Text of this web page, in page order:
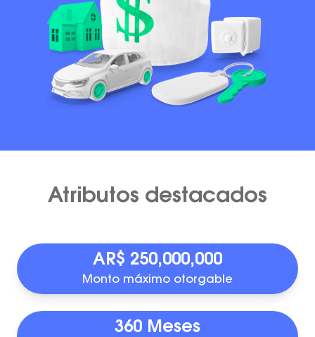
Atributos destacados
AR$ 250,000,000
Monto máximo otorgable
360 Meses